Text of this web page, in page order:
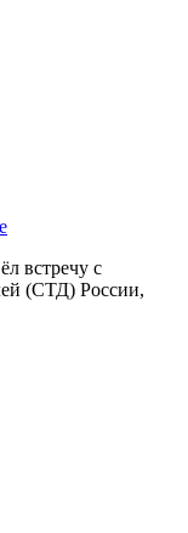
встречу с
(СТД) России,